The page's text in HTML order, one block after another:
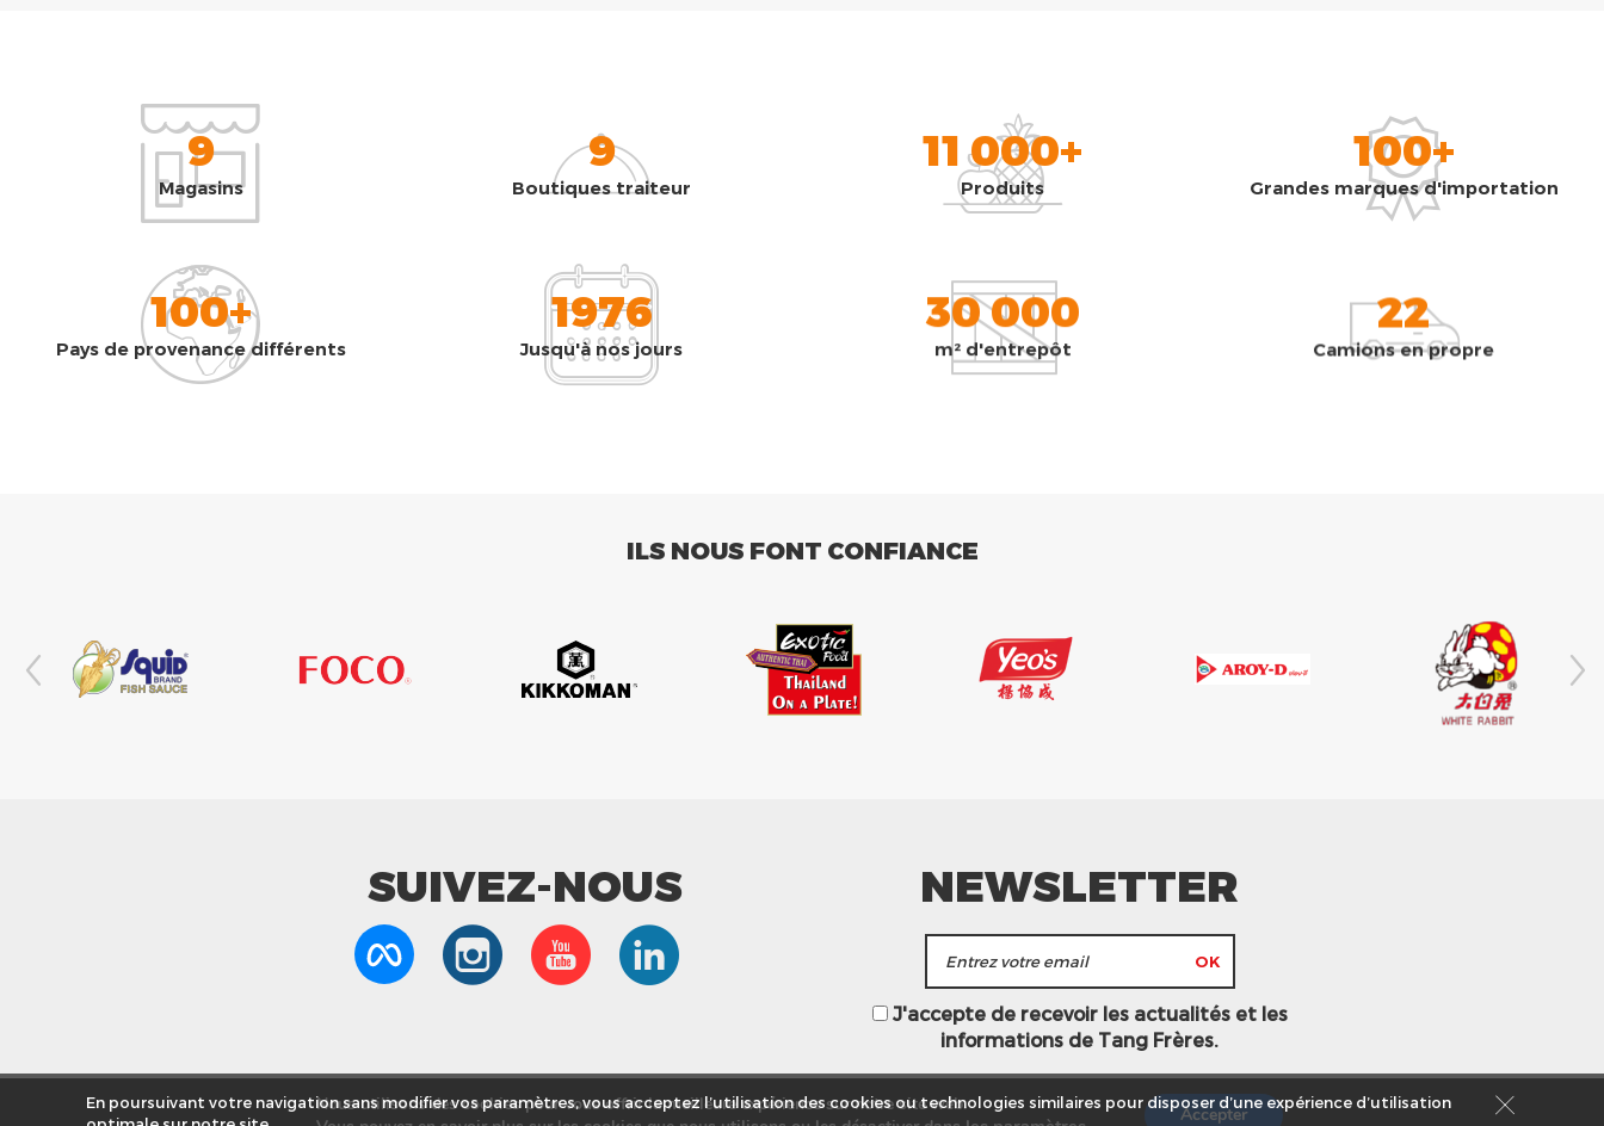
9
Magasins
9
Boutiques traiteur
11 000+
Produits
100+
Grandes marques d'importation
100+
Pays de provenance différents
1976
Jusqu'à nos jours
30 000
m² d'entrepôt
22
Camions en propre
ILS NOUS FONT CONFIANCE
SUIVEZ-NOUS NEWSLETTER
J'accepte de recevoir les actualités et les
informations de Tang Frères.
En poursuivant votre navigation sans modifier vos paramètres, vous acceptez l’utilisation des cookies ou technologies similaires pour disposer d’une expérience d’utilisation
Nous utilisons des cookies pour vous offrir la meilleure expérience sur notre site web.
Accepter